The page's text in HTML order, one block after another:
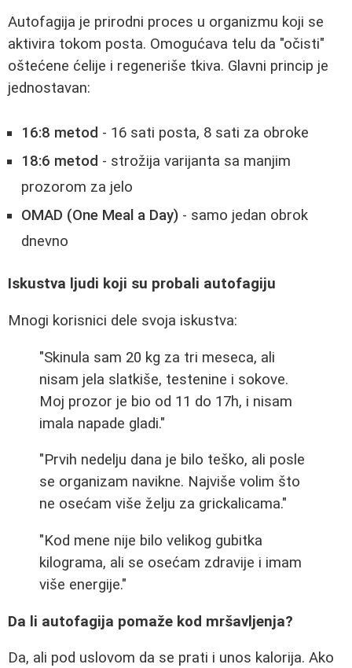
Autofagija je prirodni proces u organizmu koji se
aktivira tokom posta. Omogućava telu da "očisti"
oštećene ćelije i regeneriše tkiva. Glavni princip je
jednostavan:
16:8 metod - 16 sati posta, 8 sati za obroke
18:6 metod - strožija varijanta sa manjim
prozorom za jelo
OMAD (One Meal a Day) - samo jedan obrok
dnevno
Iskustva ljudi koji su probali autofagiju
Mnogi korisnici dele svoja iskustva:
"Skinula sam 20 kg za tri meseca, ali
nisam jela slatkiše, testenine i sokove.
Moj prozor je bio od 11 do 17h, i nisam
imala napade gladi."
"Prvih nedelju dana je bilo teško, ali posle
se organizam navikne. Najviše volim što
ne osećam više želju za grickalicama."
"Kod mene nije bilo velikog gubitka
kilograma, ali se osećam zdravije i imam
više energije."
Da li autofagija pomaže kod mršavljenja?
Da, ali pod uslovom da se prati i unos kalorija. Ako